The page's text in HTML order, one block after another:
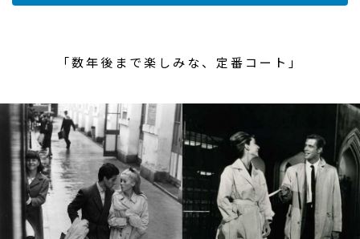
「数年後まで楽しみな、定番コート」